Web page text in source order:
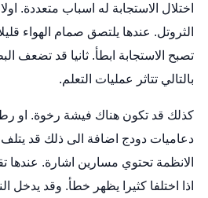
اختلال الاستجابة له اسباب متعددة.
الثروتل. عندها يلتصق صمام الهواء
تصبح الاستجابة ابطأ. ثانيا قد تضعف
بالتالي تتاثر عمليات التعلم.
كذلك قد تكون هناك فيشة رخوة. او
دعاميات دودج اضافة الى ذلك قد
الانظمة تحتوي مسارين اشارة. عندها
اذا اختلفا كثيرا يظهر خطأ. وقد يدخل